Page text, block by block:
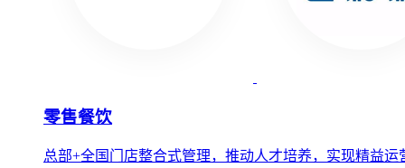
零售餐饮
总部+全国门店整合式管理，推动人才培养，实现精益运